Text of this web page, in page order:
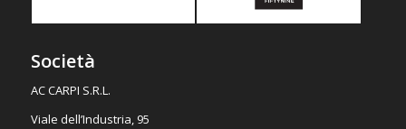
Società
AC CARPI S.R.L.
Viale dell’Industria, 95